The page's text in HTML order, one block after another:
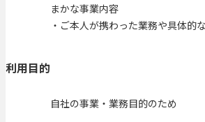
まかな事業内容
・ご本人が携わった業務や具体的
利用目的
自社の事業・業務目的のため